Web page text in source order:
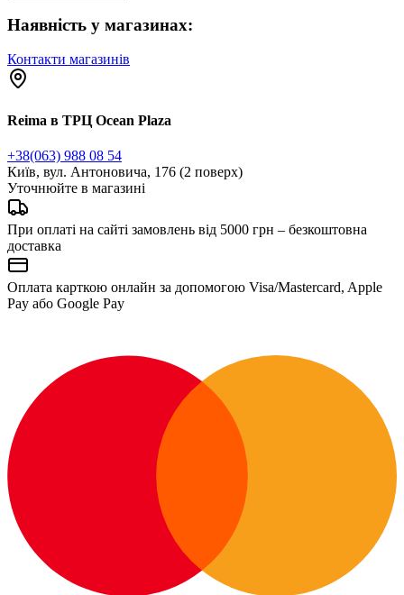
Наявність у магазинах:
Контакти магазинів
Reima в ТРЦ Ocean Plaza
+38(063) 988 08 54
Київ, вул. Антоновича, 176 (2 поверх)
Уточнюйте в магазині
При оплаті на сайті замовлень від 5000 грн – безкоштовна
доставка
Оплата карткою онлайн за допомогою Visa/Mastercard, Apple
Pay або Google Pay